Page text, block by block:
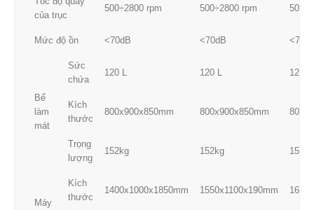
của trục
500÷2800 rpm 500÷2800 rpm
Mức độ ồn <70dB <70dB
Bể
làm
mát
Sức
chứa
120 L 120 L 120 L
Kích
thước
800x900x850mm 800x900x850mm
Trọng
lượng
152kg 152kg 152kg
Máy
Kích
thước
1400x1000x1850mm 1550x1100x190mm